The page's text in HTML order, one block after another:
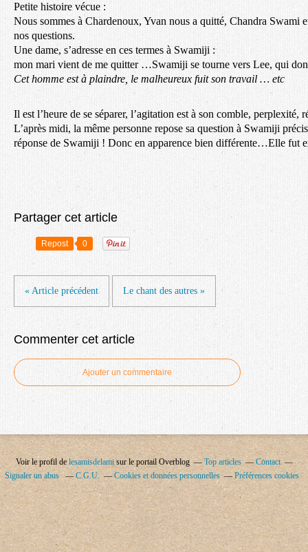
Petite histoire vécue :
Nous sommes à Chardenoux, Yvan nous a quitté, Chandra Swami
nos questions.
Une dame, s’adresse en ces termes à Swamiji :
mon mari vient de me quitter …Swamiji se tourne vers Lee, qui
Cet homme est à plaindre, le malheureux fuit son travail … etc
Il est l’heure de se séparer, l’agitation est à son comble,
L’après midi, la même personne repose sa question à Swamiji
réponse de Swamiji ! Donc en apparence bien différente…Elle fut
Partager cet article
Repost 0
« Article précédent Le chant des autres »
Commenter cet article
Ajouter un commentaire
Voir le profil de lesamisdelamisur le portail Overblog Top articles
Contact
Signaler un abus
C.G.U. Cookies et données personnelles Préférences cookies